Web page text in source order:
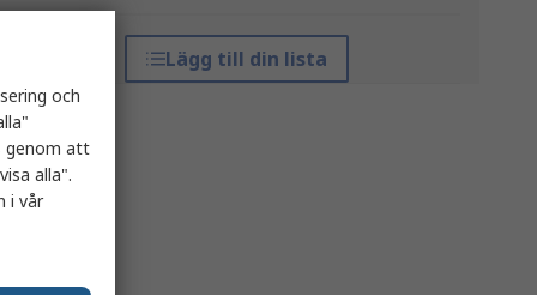
Lägg till din lista
och
genom att
alla".
i vår